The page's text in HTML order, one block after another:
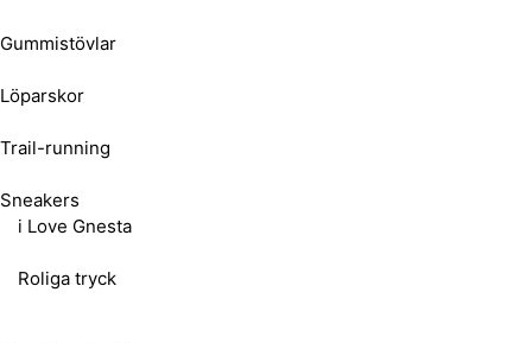
Gummistövlar
Löparskor
Trail-running
Sneakers
i Love Gnesta
Roliga tryck